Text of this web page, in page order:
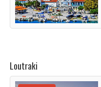
Loutraki